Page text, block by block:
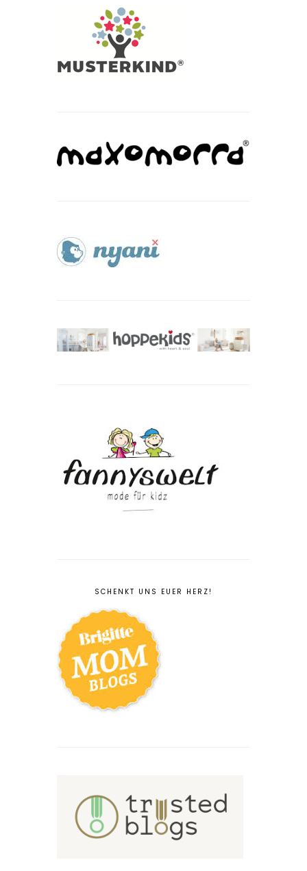
SCHENKT UNS EUER HERZ!